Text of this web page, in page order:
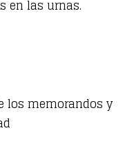
en las urnas.
los memorandos y